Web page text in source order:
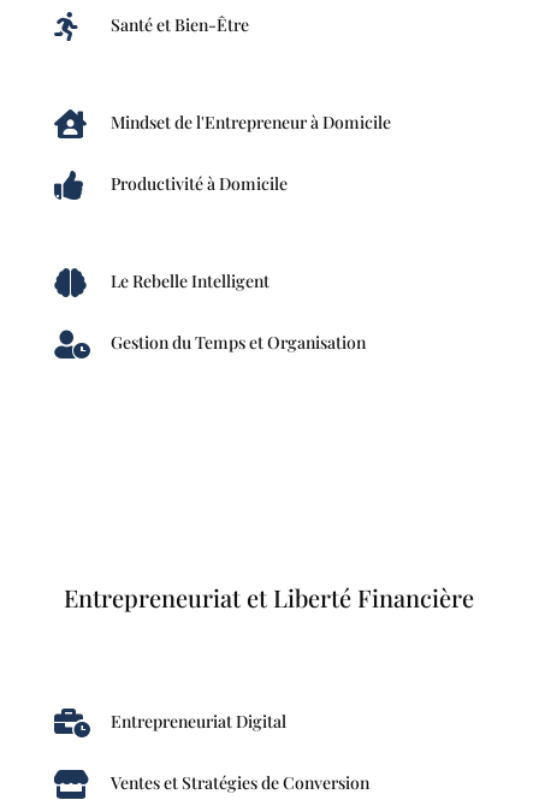
 Santé et Bien-Être
 Mindset de l'Entrepreneur à Domicile
 Productivité à Domicile
 Le Rebelle Intelligent
 Gestion du Temps et Organisation
Entrepreneuriat et Liberté Financière
 Entrepreneuriat Digital
 Ventes et Stratégies de Conversion